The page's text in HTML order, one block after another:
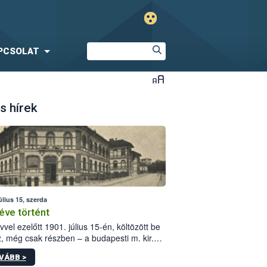
hírek
15, szerda
történt
ezelőtt 1901. július 15-én, költözött be
még csak részben – a budapesti m. kir.
állomás a Kis Rókus utca
alatti, Czigler Győző által tervezett új
>